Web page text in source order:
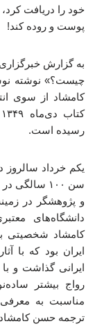
خود را دریافت
پوست و روده کند!
به گزارش خبرگزاری
چیست؟» نوشته
کامشاد از سوی
رسیده است.
یکم خرداد
سن ۱۰۰
و پژوهشگر در
دانشگاه‌های
کامشاد شخصیتی
ایران بود که با
ایرانی گذاشت و
رواج بیشتر
مناسبت به
ترجمه حسن کامشاد